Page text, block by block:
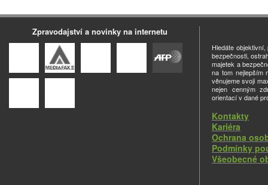
Zpravodajství a novinky na internetu
Hledáte
bezpečnosti,
majetek a
na tom nejlepším
věnujeme svoji
nejen cenným
orientací v dané
Kontakty
Kariéra
Ochrana
Podmínky
Všeobecné